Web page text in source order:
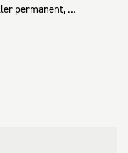
permanent,